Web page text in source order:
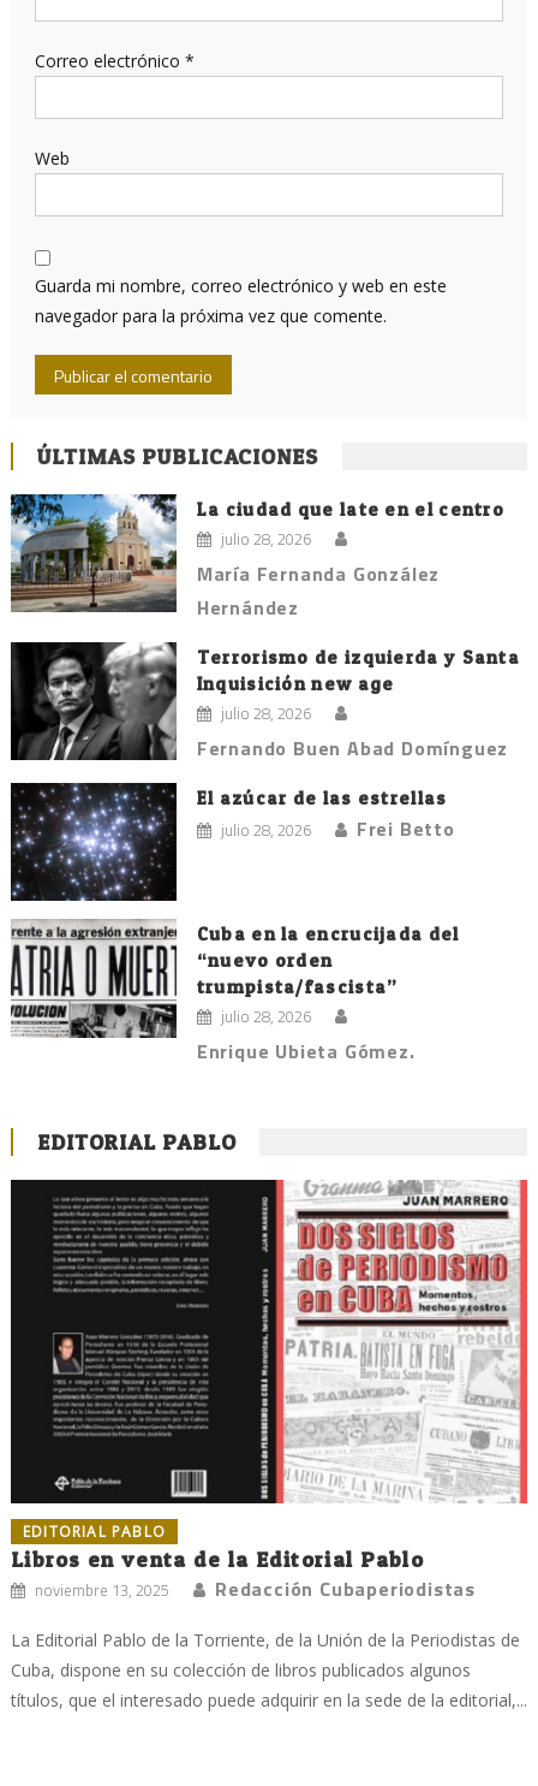
Correo electrónico *
Web
Guarda mi nombre, correo electrónico y web en este
navegador para la próxima vez que comente.
ÚLTIMAS PUBLICACIONES
La ciudad que late en el centro
julio 28, 2026
María Fernanda González
Hernández
Terrorismo de izquierda y Santa
Inquisición new age
julio 28, 2026
Fernando Buen Abad Domínguez
El azúcar de las estrellas
julio 28, 2026 Frei Betto
Cuba en la encrucijada del
“nuevo orden
trumpista/fascista”
julio 28, 2026
Enrique Ubieta Gómez.
EDITORIAL PABLO
EDITORIAL PABLO
Libros en venta de la Editorial Pablo
noviembre 13, 2025 Redacción Cubaperiodistas
La Editorial Pablo de la Torriente, de la Unión de la Periodistas de
Cuba, dispone en su colección de libros publicados algunos
títulos, que el interesado puede adquirir en la sede de la editorial,...